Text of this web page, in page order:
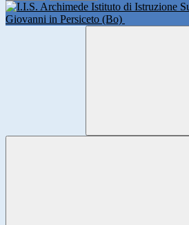
Istituto di Istruzione
Giovanni in Persiceto (Bo)